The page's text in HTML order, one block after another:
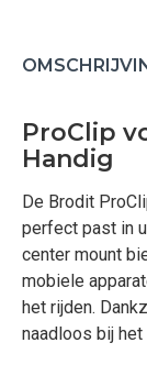
ProClip
Handig
De Brodit
perfect past in
center mount
mobiele
het rijden.
naadloos bij het